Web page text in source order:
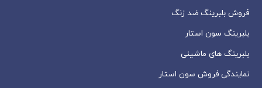
فروش بلبرینگ ضد زنگ
بلبرینگ سون استار
بلبرینگ های ماشینی
نمایندگی فروش سون استار